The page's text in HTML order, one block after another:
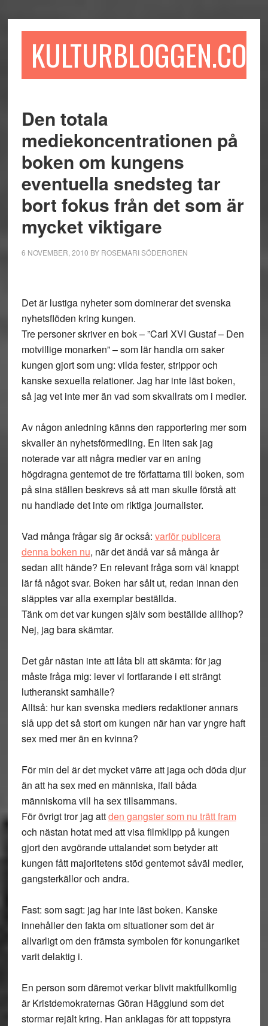
till
till
sidofältet
till
KULTURBLOGGEN.COM
Den totala
mediekoncentrationen på
boken om kungens
eventuella snedsteg tar
bort fokus från det som är
mycket viktigare
6 NOVEMBER, 2010 BY ROSEMARI SÖDERGREN
Det är lustiga nyheter som dominerar det svenska
nyhetsflöden kring kungen.
Tre personer skriver en bok – ”Carl XVI Gustaf – Den
motvillige monarken” – som lär handla om saker
kungen gjort som ung: vilda fester, strippor och
kanske sexuella relationer. Jag har inte läst boken,
så jag vet inte mer än vad som skvallrats om i medier.
Av någon anledning känns den rapportering mer som
skvaller än nyhetsförmedling. En liten sak jag
noterade var att några medier var en aning
högdragna gentemot de tre författarna till boken, som
på sina ställen beskrevs så att man skulle förstå att
nu handlade det inte om riktiga journalister.
Vad många frågar sig är också: varför publicera
denna boken nu, när det ändå var så många år
sedan allt hände? En relevant fråga som väl knappt
lär få något svar. Boken har sålt ut, redan innan den
släpptes var alla exemplar beställda.
Tänk om det var kungen själv som beställde allihop?
Nej, jag bara skämtar.
Det går nästan inte att låta bli att skämta: för jag
måste fråga mig: lever vi fortfarande i ett strängt
lutheranskt samhälle?
Alltså: hur kan svenska mediers redaktioner annars
slå upp det så stort om kungen när han var yngre haft
sex med mer än en kvinna?
För min del är det mycket värre att jaga och döda djur
än att ha sex med en människa, ifall båda
människorna vill ha sex tillsammans.
För övrigt tror jag attden gangster som nu trätt fram
och nästan hotat med att visa filmklipp på kungen
gjort den avgörande uttalandet som betyder att
kungen fått majoritetens stöd gentemot såväl medier,
gangsterkällor och andra.
Fast: som sagt: jag har inte läst boken. Kanske
innehåller den fakta om situationer som det är
allvarligt om den främsta symbolen för konungariket
varit delaktig i.
En person som däremot verkar blivit maktfullkomlig
är Kristdemokraternas Göran Hägglund som det
stormar rejält kring. Han anklagas för att toppstyra